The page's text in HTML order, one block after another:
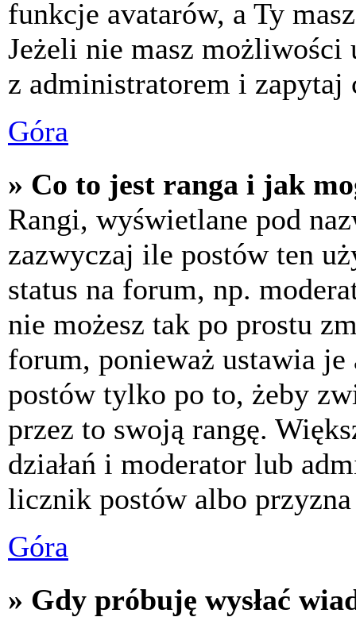
funkcje avatarów, a Ty
Jeżeli nie masz możliwości
z administratorem i zapytaj
Góra
» Co to jest ranga i jak
Rangi, wyświetlane pod
zazwyczaj ile postów ten
status na forum, np.
nie możesz tak po prostu
forum, ponieważ ustawia
postów tylko po to, żeby
przez to swoją rangę.
działań i moderator lub
licznik postów albo
Góra
» Gdy próbuję wysłać